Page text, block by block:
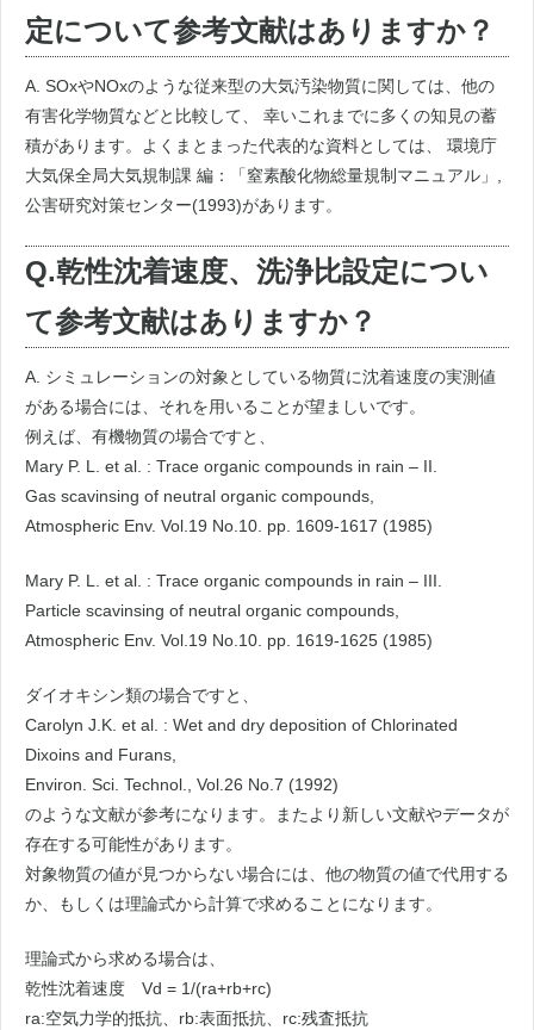
定について参考文献はありますか？
A. SOxやNOxのような従来型の大気汚染物質に関しては、他の
有害化学物質などと比較して、 幸いこれまでに多くの知見の蓄
積があります。よくまとまった代表的な資料としては、 環境庁
大気保全局大気規制課 編：「窒素酸化物総量規制マニュアル」,
公害研究対策センター(1993)があります。
Q.乾性沈着速度、洗浄比設定につい
て参考文献はありますか？
A. シミュレーションの対象としている物質に沈着速度の実測値
がある場合には、それを用いることが望ましいです。
例えば、有機物質の場合ですと、
Mary P. L. et al. : Trace organic compounds in rain – II.
Gas scavinsing of neutral organic compounds,
Atmospheric Env. Vol.19 No.10. pp. 1609-1617 (1985)
Mary P. L. et al. : Trace organic compounds in rain – III.
Particle scavinsing of neutral organic compounds,
Atmospheric Env. Vol.19 No.10. pp. 1619-1625 (1985)
ダイオキシン類の場合ですと、
Carolyn J.K. et al. : Wet and dry deposition of Chlorinated
Dixoins and Furans,
Environ. Sci. Technol., Vol.26 No.7 (1992)
のような文献が参考になります。またより新しい文献やデータが
存在する可能性があります。
対象物質の値が見つからない場合には、他の物質の値で代用する
か、もしくは理論式から計算で求めることになります。
理論式から求める場合は、
乾性沈着速度 Vd = 1/(ra+rb+rc)
ra:空気力学的抵抗、rb:表面抵抗、rc:残査抵抗